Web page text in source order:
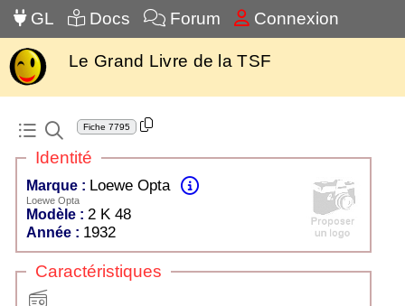
GL Docs Forum Connexion
Le Grand Livre de la TSF
Fiche 7795
Identité
Marque : Loewe Opta
Loewe Opta
Modèle : 2 K 48
Année : 1932
Caractéristiques